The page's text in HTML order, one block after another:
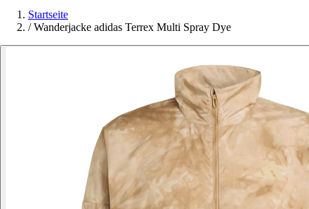
Startseite
/ Wanderjacke adidas Terrex Multi Spray Dye